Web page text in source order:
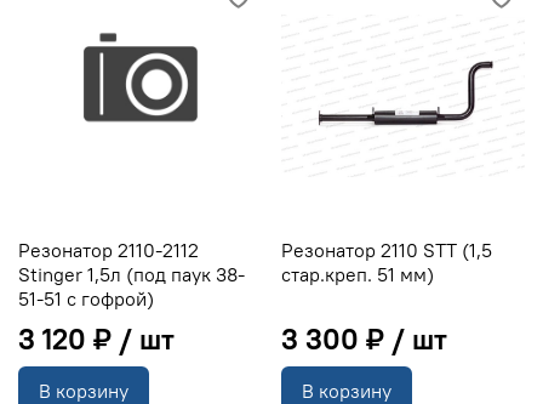
Резонатор 2110-2112
Stinger 1,5л (под паук 38-
51-51 с гофрой)
3 120 ₽
В корзину
Резонатор 2110 STT (1,5
стар.креп. 51 мм)
3 300 ₽
В корзину